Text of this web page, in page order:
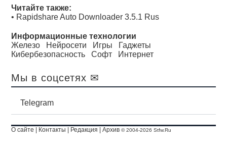
Читайте также:
• Rapidshare Auto Downloader 3.5.1 Rus
Информационные технологии
Железо
Нейросети Игры
Гаджеты
Кибербезопасность
Софт Интернет
Мы в соцсетях ✉
Telegram
О сайте Контакты Редакция |Архив © 2004-2026 Stfw.Ru